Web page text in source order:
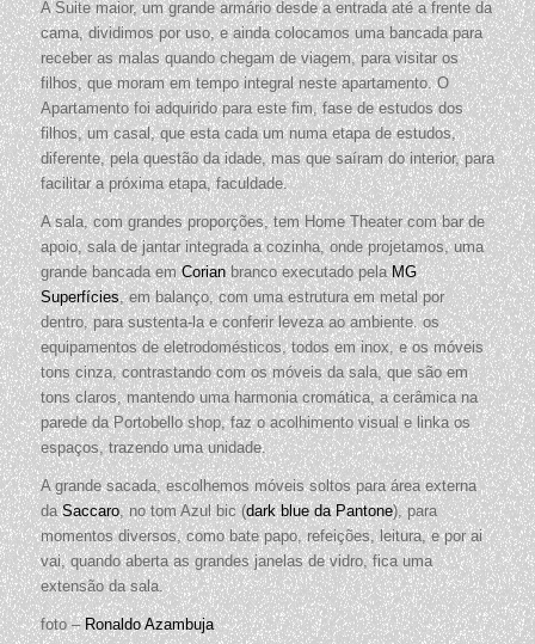
A Suite maior, um grande armário desde a entrada até a frente da
cama, dividimos por uso, e ainda colocamos uma bancada para
receber as malas quando chegam de viagem, para visitar os
filhos, que moram em tempo integral neste apartamento. O
Apartamento foi adquirido para este fim, fase de estudos dos
filhos, um casal, que esta cada um numa etapa de estudos,
diferente, pela questão da idade, mas que saíram do interior, para
facilitar a próxima etapa, faculdade.
A sala, com grandes proporções, tem Home Theater com bar de
apoio, sala de jantar integrada a cozinha, onde projetamos, uma
grande bancada emCorianbranco executado pelaMG
Superfícies, em balanço, com uma estrutura em metal por
dentro, para sustenta-la e conferir leveza ao ambiente. os
equipamentos de eletrodomésticos, todos em inox, e os móveis
tons cinza, contrastando com os móveis da sala, que são em
tons claros, mantendo uma harmonia cromática, a cerâmica na
parede da Portobello shop, faz o acolhimento visual e linka os
espaços, trazendo uma unidade.
A grande sacada, escolhemos móveis soltos para área externa
daSaccaro, no tom Azul bic (dark blue da Pantone), para
momentos diversos, como bate papo, refeições, leitura, e por ai
vai, quando aberta as grandes janelas de vidro, fica uma
extensão da sala.
foto –Ronaldo Azambuja